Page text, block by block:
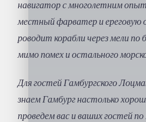
навигатор с многолетним
местный фарватер и ереговую
роводит корабли через мели
мимо помех и остального
Для гостей Гамбургского
знаем Гамбург настолько
проведем вас и ваших гостей